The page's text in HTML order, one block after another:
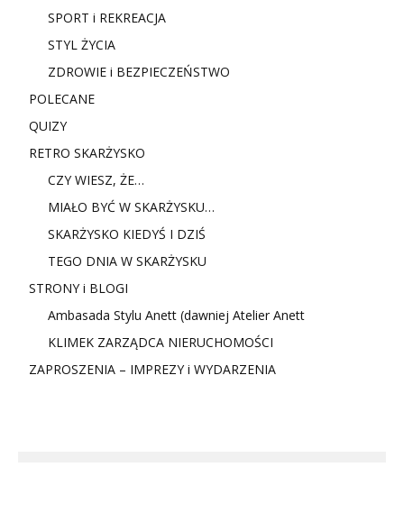
SPORT i REKREACJA
STYL ŻYCIA
ZDROWIE i BEZPIECZEŃSTWO
POLECANE
QUIZY
RETRO SKARŻYSKO
CZY WIESZ, ŻE…
MIAŁO BYĆ W SKARŻYSKU…
SKARŻYSKO KIEDYŚ I DZIŚ
TEGO DNIA W SKARŻYSKU
STRONY i BLOGI
Ambasada Stylu Anett (dawniej Atelier Anett
KLIMEK ZARZĄDCA NIERUCHOMOŚCI
ZAPROSZENIA – IMPREZY i WYDARZENIA